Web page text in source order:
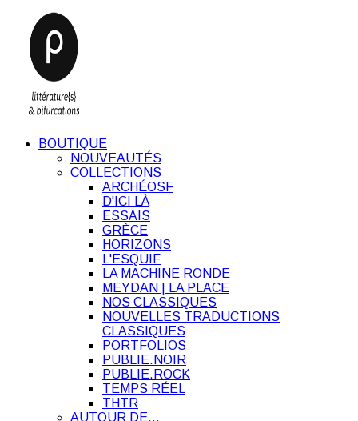
BOUTIQUE
NOUVEAUTÉS
COLLECTIONS
ARCHÉOSF
D'ICI LÀ
ESSAIS
GRÈCE
HORIZONS
L'ESQUIF
LA MACHINE RONDE
MEYDAN | LA PLACE
NOS CLASSIQUES
NOUVELLES TRADUCTIONS
CLASSIQUES
PORTFOLIOS
PUBLIE.NOIR
PUBLIE.ROCK
TEMPS RÉEL
THTR
AUTOUR DE…